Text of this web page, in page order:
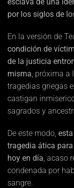
por los siglos de
En la versión de
condición de
de la justicia
misma , próxima
tragedias griegas
castigan
sagrados y
De este modo,
tragedia ática
hoy en día , acaso
condenada por
sangre.